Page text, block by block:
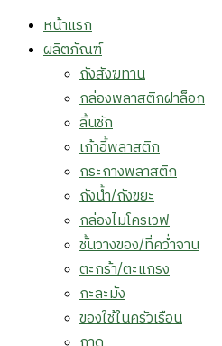
Menu
หน้าแรก
ผลิตภัณฑ์
ถังสังฆทาน
กล่องพลาสติกฝาล็อก
ลิ้นชัก
เก้าอี้พลาสติก
กระถางพลาสติก
ถังน้ำ/ถังขยะ
กล่องไมโครเวฟ
ชั้นวางของ/ที่คว่ำจาน
ตะกร้า/ตะแกรง
กะละมัง
ของใช้ในครัวเรือน